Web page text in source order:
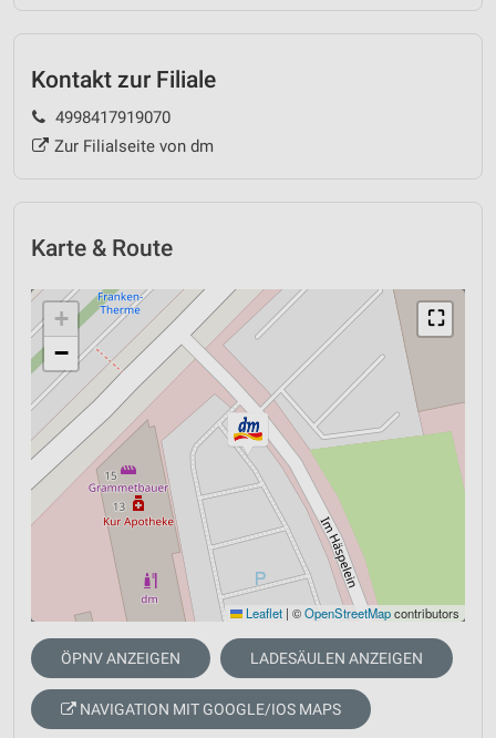
Kontakt zur Filiale
4998417919070
Zur Filialseite von dm
Karte & Route
⛶
+
−
Leaflet | ©OpenStreetMapcontributors
ÖPNV ANZEIGEN LADESÄULEN ANZEIGEN
NAVIGATION MIT GOOGLE/IOS MAPS